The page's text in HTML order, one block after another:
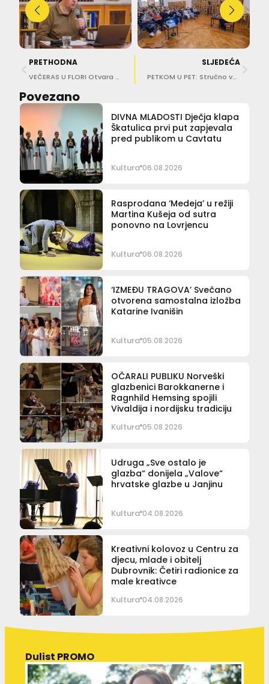
PRETHODNA
VEČERAS U FLORI Otvara se izložba Josipa Pina Ivančića
SLJEDEĆA
PETKOM U PET: Stručno vodstvo i radionica „Brodogradnja na dubrovački način” u žitnici Rupe
Povezano
DIVNA MLADOSTI Dječja klapa
Škatulica prvi put zapjevala
pred publikom u Cavtatu
Kultura 06.08.2026
Rasprodana ‘Medeja’ u režiji
Martina Kušeja od sutra
ponovno na Lovrjencu
Kultura 06.08.2026
‘IZMEĐU TRAGOVA’ Svečano
otvorena samostalna izložba
Katarine Ivanišin
Kultura 05.08.2026
OČARALI PUBLIKU Norveški
glazbenici Barokkanerne i
Ragnhild Hemsing spojili
Vivaldija i nordijsku tradiciju
Kultura 05.08.2026
Udruga „Sve ostalo je
glazba“ donijela „Valove“
hrvatske glazbe u Janjinu
Kultura 04.08.2026
Kreativni kolovoz u Centru za
djecu, mlade i obitelj
Dubrovnik: Četiri radionice za
male kreativce
Kultura 04.08.2026
Dulist PROMO